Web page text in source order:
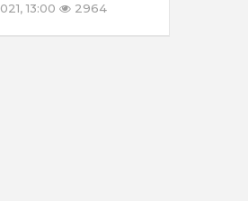
13:00
2964